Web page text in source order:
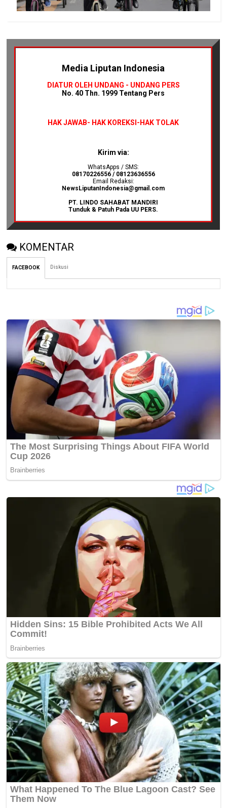
Media Liputan Indonesia
DIATUR OLEH UNDANG - UNDANG PERS
No. 40 Thn. 1999 Tentang Pers
HAK JAWAB- HAK KOREKSI-HAK TOLAK
Kirim via:
WhatsApps / SMS:
08170226556 / 08123636556
Email Redaksi:
NewsLiputanIndonesia@gmail.com
PT. LINDO SAHABAT MANDIRI
Tunduk & Patuh Pada UU PERS.
KOMENTAR
FACEBOOK Diskusi